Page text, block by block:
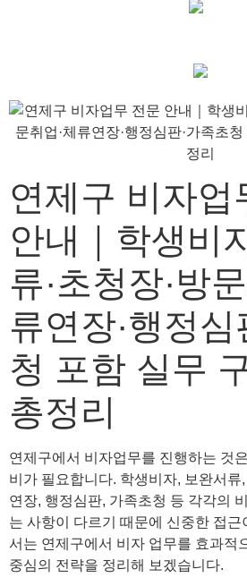
연제구 비자업
안내｜학생비
류·초청장·방
류연장·행정심
청 포함 실무
총정리
연제구에서 비자업무를 진행하는 것
비가 필요합니다. 학생비자, 보완서류
연장, 행정심판, 가족초청 등 각각의
는 사항이 다르기 때문에 신중한 접근
서는 연제구에서 비자 업무를 효과적
중심의 전략을 정리해 보겠습니다.